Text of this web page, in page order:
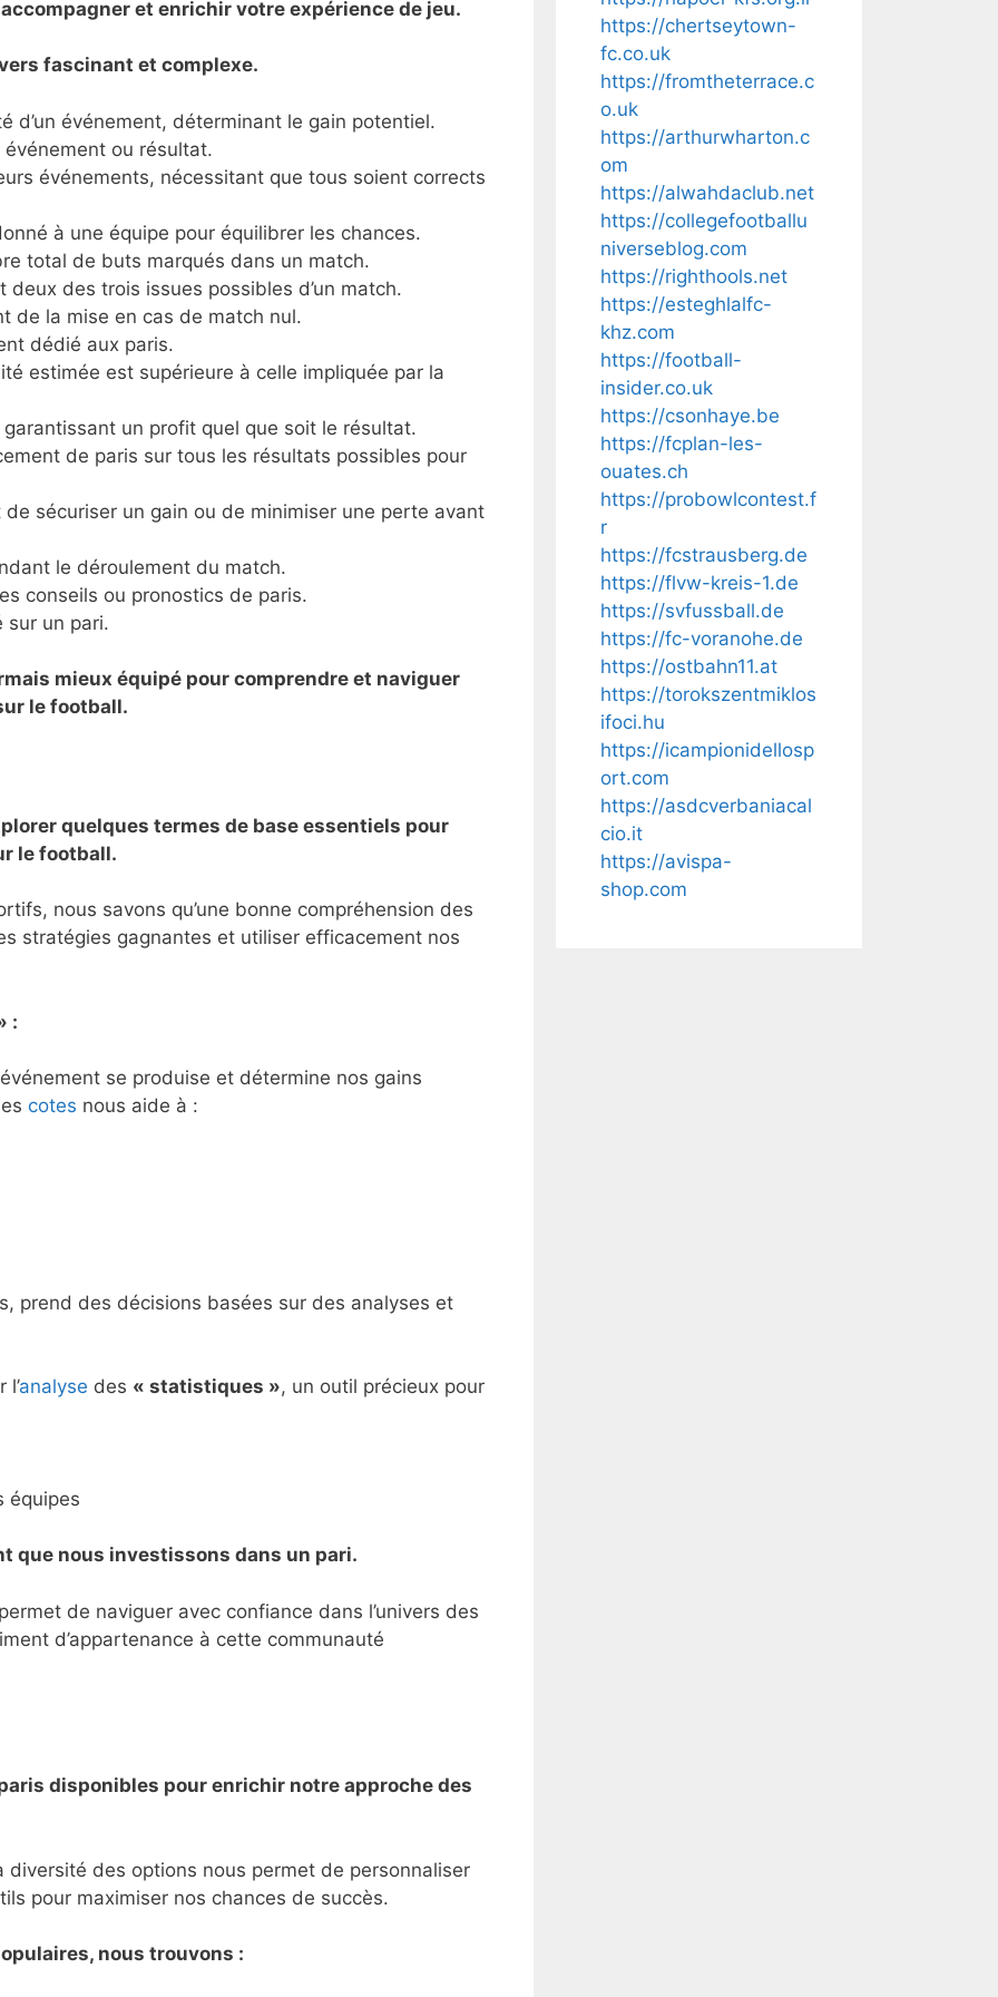
et enrichir votre expérience de jeu.
fascinant et complexe.
d’un événement, déterminant le gain potentiel.
ou résultat.
événements, nécessitant que tous soient corrects
à une équipe pour équilibrer les chances.
total de buts marqués dans un match.
deux des trois issues possibles d’un match.
de la mise en cas de match nul.
dédié aux paris.
estimée est supérieure à celle impliquée par la
un profit quel que soit le résultat.
de paris sur tous les résultats possibles pour
sécuriser un gain ou de minimiser une perte avant
le déroulement du match.
conseils ou pronostics de paris.
sur un pari.
mieux équipé pour comprendre et naviguer
le football.
quelques termes de base essentiels pour
le football.
nous savons qu’une bonne compréhension des
stratégies gagnantes et utiliser efficacement nos
:
se produise et détermine nos gains
cotes nous aide à :
prend des décisions basées sur des analyses et
analyse des « statistiques », un outil précieux pour
équipes
que nous investissons dans un pari.
de naviguer avec confiance dans l’univers des
d’appartenance à cette communauté
disponibles pour enrichir notre approche des
des options nous permet de personnaliser
pour maximiser nos chances de succès.
nous trouvons :
https://chertseytown-
fc.co.uk
https://fromtheterrace.c
o.uk
https://arthurwharton.c
om
https://alwahdaclub.net
https://collegefootballu
niverseblog.com
https://righthools.net
https://esteghlalfc-
khz.com
https://football-
insider.co.uk
https://csonhaye.be
https://fcplan-les-
ouates.ch
https://probowlcontest.f
r
https://fcstrausberg.de
https://flvw-kreis-1.de
https://svfussball.de
https://fc-voranohe.de
https://ostbahn11.at
https://torokszentmiklos
ifoci.hu
https://icampionidellosp
ort.com
https://asdcverbaniacal
cio.it
https://avispa-
shop.com